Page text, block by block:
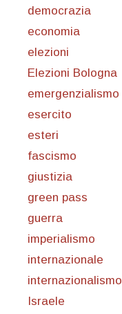
democrazia
economia
elezioni
Elezioni Bologna
emergenzialismo
esercito
esteri
fascismo
giustizia
green pass
guerra
imperialismo
internazionale
internazionalismo
Israele